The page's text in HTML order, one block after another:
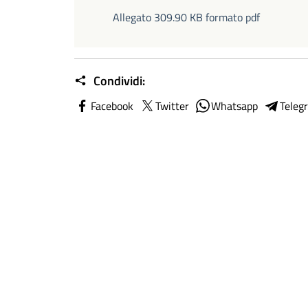
Allegato 309.90 KB formato pdf
Condividi:
Facebook Twitter Whatsapp